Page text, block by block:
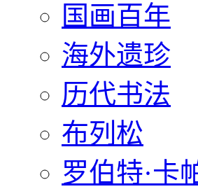
国画百年
海外遗珍
历代书法
布列松
罗伯特·卡